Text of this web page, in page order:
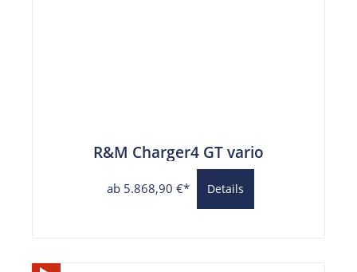
R&M Charger4 GT vario
ab 5.868,90 €* Details